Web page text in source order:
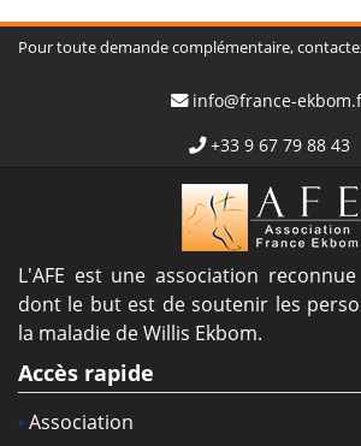
Pour toute demande complémentaire,
info@france-
+33 9 67 79 88 43
L'AFE est une association
dont le but est de soutenir les
la maladie de Willis Ekbom.
Accès rapide
Association